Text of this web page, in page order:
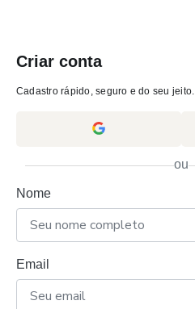
Criar conta
Cadastro rápido, seguro e do seu jeito.
ou
Nome
Email